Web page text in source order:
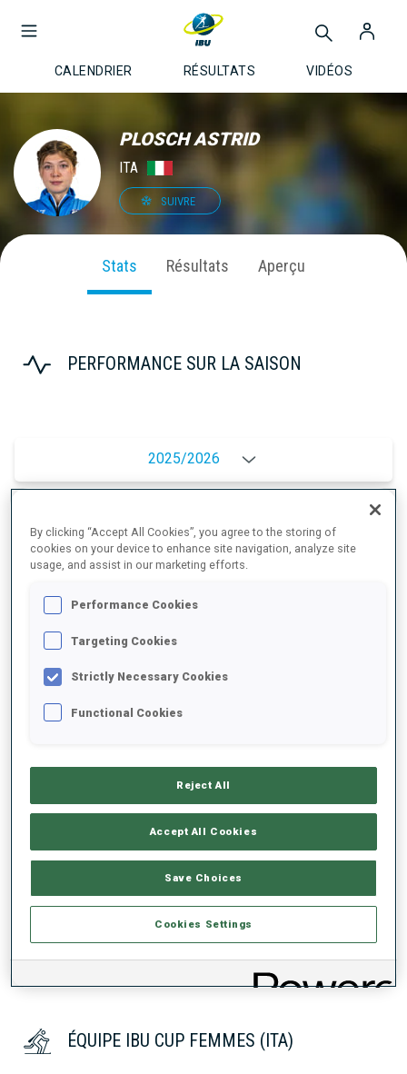
CALENDRIER RÉSULTATS VIDÉOS
PLOSCH ASTRID
ITA
SUIVRE
Stats Résultats Aperçu
PERFORMANCE SUR LA SAISON
2025/2026
MOYENNE DE PERFORMANCE
RETARD SUR LE MEILLEUR CHRONO SKI
TIR DEBOUT
TENDANCE DES PERFORMANCES
ÉQUIPE IBU CUP FEMMES (ITA)
By clicking “Accept All Cookies”, you agree to the storing of
cookies on your device to enhance site navigation, analyze site
usage, and assist in our marketing efforts.
Performance Cookies
Targeting Cookies
Strictly Necessary Cookies
Functional Cookies
Reject All
Accept All Cookies
Save Choices
Cookies Settings